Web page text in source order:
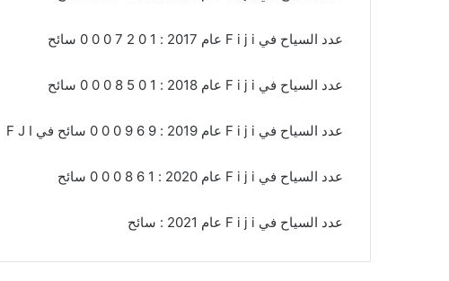
عدد السياح في F i j i عام 2017 : 1 0 2 7 0 0 0 سائح
عدد السياح في F i j i عام 2018 : 1 0 5 8 0 0 0 سائح
عدد السياح في F i j i عام 2019 : 9 6 9 0 0 0 سائح في F J I
عدد السياح في F i j i عام 2020 : 1 6 8 0 0 0 سائح
عدد السياح في F i j i عام 2021 : سائح